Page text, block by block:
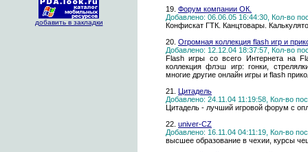
добавить в закладки
19. Форум компании ОК.
Добавлено: 06.06.05 16:44:30, Кол-во
Конфискат ГТК. Канцтовары.
20. Огромная коллекция flash игр и
Добавлено: 12.12.04 18:37:57, Кол-во
Flash игры со всего Интернета на
коллекция флэш игр: гонки,
многие другие онлайн игры и flash
21. Цитадель
Добавлено: 24.11.04 11:19:58, Кол-во
Цитадель - лучший игровой форум с
22. univer-CZ
Добавлено: 16.11.04 04:11:19, Кол-во
высшее образование в чехии, курсы